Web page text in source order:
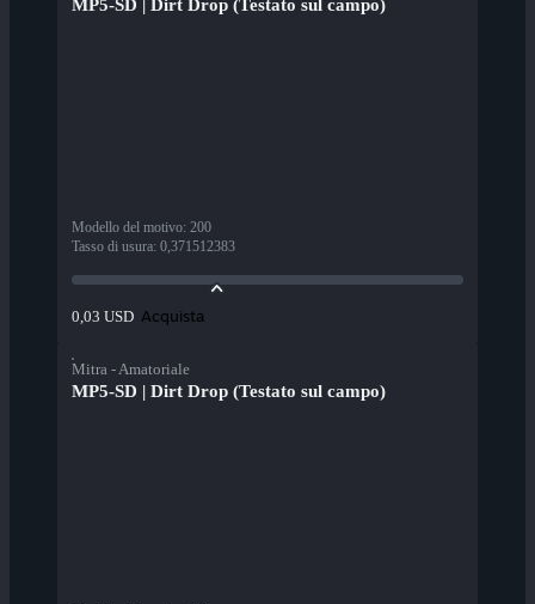
MP5-SD | Dirt Drop (Testato sul campo)
Modello del motivo: 200
Tasso di usura: 0,371512383
0,03 USD Acquista
Mitra - Amatoriale
MP5-SD | Dirt Drop (Testato sul campo)